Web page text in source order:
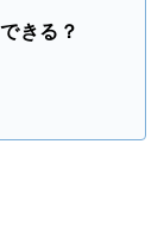
きる？